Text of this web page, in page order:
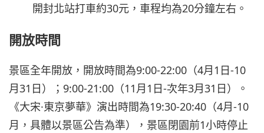
開封北站打車約30元，車程均為20分鐘左右。
開放時間
景區全年開放，開放時間為9:00-22:00（4月1日-10
月31日）；9:00-21:00（11月1日-次年3月31日）。
《大宋·東京夢華》演出時間為19:30-20:40（4月-10
月，具體以景區公告為準），景區閉園前1小時停止